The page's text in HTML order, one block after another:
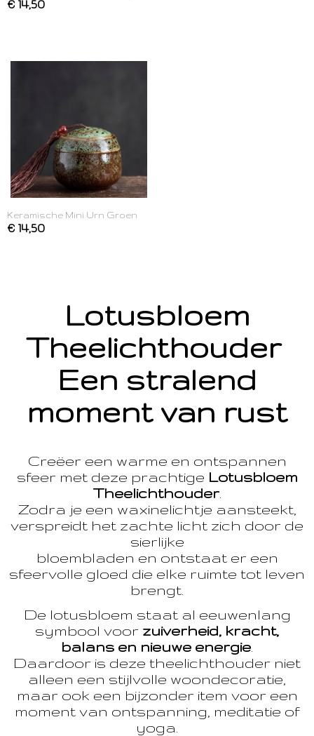
€ 14,50
Keramische Mini Urn Groen
€ 14,50
Lotusbloem
Theelichthouder
Een stralend
moment van rust
Creëer een warme en ontspannen
sfeer met deze prachtige Lotusbloem
Theelichthouder.
Zodra je een waxinelichtje aansteekt,
verspreidt het zachte licht zich door de
sierlijke
bloembladen en ontstaat er een
sfeervolle gloed die elke ruimte tot leven
brengt.
De lotusbloem staat al eeuwenlang
symbool voor zuiverheid, kracht,
balans en nieuwe energie
Daardoor is deze theelichthouder niet
alleen een stijlvolle woondecoratie,
maar ook een bijzonder item voor een
moment van ontspanning, meditatie of
yoga.